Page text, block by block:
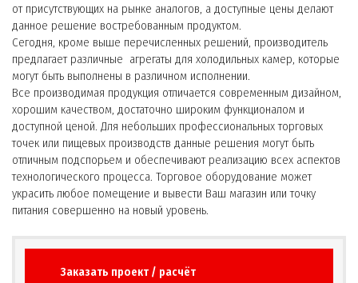
от присутствующих на рынке аналогов, а доступные цены делают
данное решение востребованным продуктом.
Сегодня, кроме выше перечисленных решений, производитель
предлагает различные агрегаты для холодильных камер, которые
могут быть выполнены в различном исполнении.
Все производимая продукция отличается современным дизайном,
хорошим качеством, достаточно широким функционалом и
доступной ценой. Для небольших профессиональных торговых
точек или пищевых производств данные решения могут быть
отличным подспорьем и обеспечивают реализацию всех аспектов
технологического процесса. Торговое оборудование может
украсить любое помещение и вывести Ваш магазин или точку
питания совершенно на новый уровень.
Заказать проект / расчёт